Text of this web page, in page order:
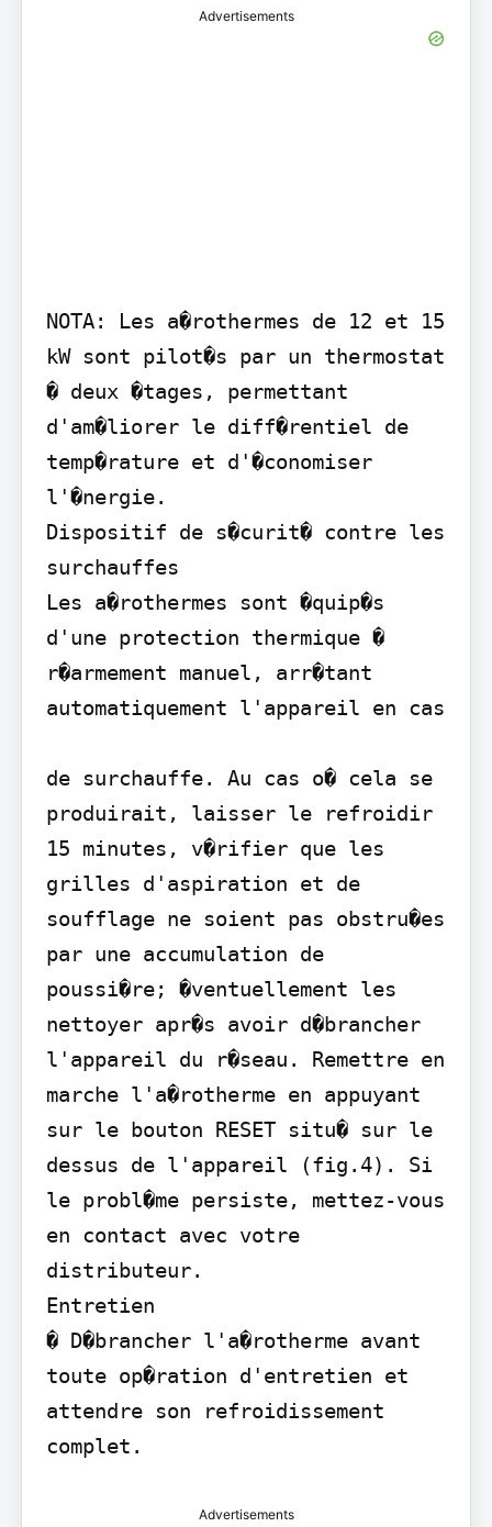
Advertisements
NOTA: Les a�rothermes de 12 et 15
kW sont pilot�s par un thermostat
� deux �tages, permettant
d'am�liorer le diff�rentiel de
temp�rature et d'�conomiser
l'�nergie.
Dispositif de s�curit� contre les
surchauffes
Les a�rothermes sont �quip�s
d'une protection thermique �
r�armement manuel, arr�tant
automatiquement l'appareil en cas
de surchauffe. Au cas o� cela se
produirait, laisser le refroidir
15 minutes, v�rifier que les
grilles d'aspiration et de
soufflage ne soient pas obstru�es
par une accumulation de
poussi�re; �ventuellement les
nettoyer apr�s avoir d�brancher
l'appareil du r�seau. Remettre en
marche l'a�rotherme en appuyant
sur le bouton RESET situ� sur le
dessus de l'appareil (fig.4). Si
le probl�me persiste, mettez-vous
en contact avec votre
distributeur.
Entretien
� D�brancher l'a�rotherme avant
toute op�ration d'entretien et
attendre son refroidissement
complet.
Advertisements